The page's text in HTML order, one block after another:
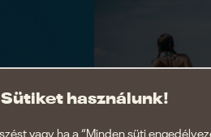
előtt
Sütiket használunk!
vagy ha a “Minden süti